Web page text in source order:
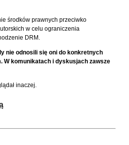
środków prawnych przeciwko
w celu ograniczenia
DRM.
nie odnosili się oni do konkretnych
W komunikatach i dyskusjach zawsze
inaczej.